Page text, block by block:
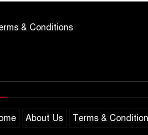
& Conditions
About Us Terms &